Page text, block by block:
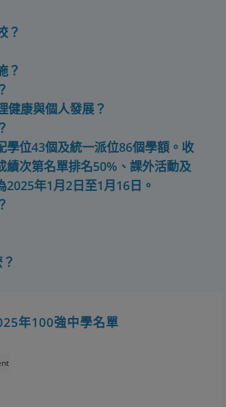
？
？
健康與個人發展？
位43個及統一派位86個學額。收
次第名單排名50%、課外活動及
年1月2日至1月16日。
年100強中學名單